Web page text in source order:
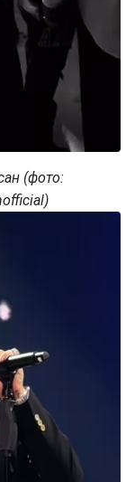
(фото: